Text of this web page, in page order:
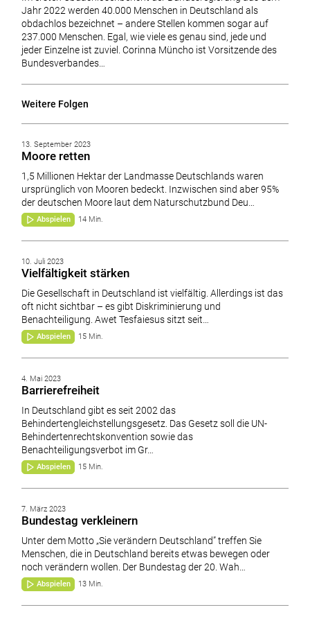
Jahr 2022 werden 40.000 Menschen in Deutschland als
obdachlos bezeichnet – andere Stellen kommen sogar auf
237.000 Menschen. Egal, wie viele es genau sind, jede und
jeder Einzelne ist zuviel. Corinna Müncho ist Vorsitzende des
Bundesverbandes…
Weitere Folgen
13. September 2023
Moore retten
1,5 Millionen Hektar der Landmasse Deutschlands waren
ursprünglich von Mooren bedeckt. Inzwischen sind aber 95%
der deutschen Moore laut dem Naturschutzbund Deu…
Abspielen 14 Min.
10. Juli 2023
Vielfältigkeit stärken
Die Gesellschaft in Deutschland ist vielfältig. Allerdings ist das
oft nicht sichtbar – es gibt Diskriminierung und
Benachteiligung. Awet Tesfaiesus sitzt seit…
Abspielen 15 Min.
4. Mai 2023
Barrierefreiheit
In Deutschland gibt es seit 2002 das
Behindertengleichstellungsgesetz. Das Gesetz soll die UN-
Behindertenrechtskonvention sowie das
Benachteiligungsverbot im Gr…
Abspielen 15 Min.
7. März 2023
Bundestag verkleinern
Unter dem Motto „Sie verändern Deutschland” treffen Sie
Menschen, die in Deutschland bereits etwas bewegen oder
noch verändern wollen. Der Bundestag der 20. Wah…
Abspielen 13 Min.